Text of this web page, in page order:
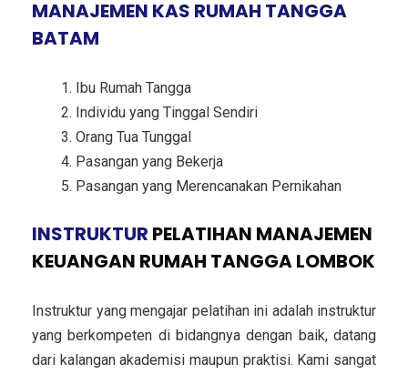
MANAJEMEN KAS RUMAH TANGGA
BATAM
Ibu Rumah Tangga
Individu yang Tinggal Sendiri
Orang Tua Tunggal
Pasangan yang Bekerja
Pasangan yang Merencanakan Pernikahan
INSTRUKTUR PELATIHAN MANAJEMEN
KEUANGAN RUMAH TANGGA LOMBOK
Instruktur yang mengajar pelatihan ini adalah instruktur
yang berkompeten di bidangnya dengan baik, datang
dari kalangan akademisi maupun praktisi. Kami sangat